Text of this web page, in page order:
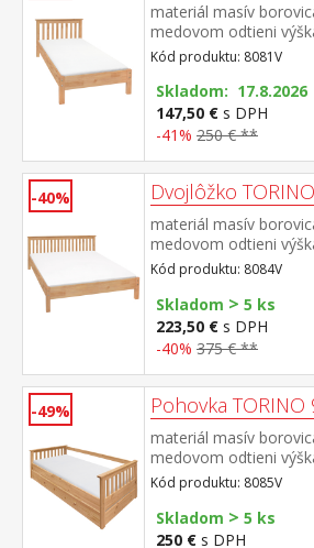
materiál masív
medovom odtieni
sedu 38 cm, cena bez
matraca minimálna
matraca 15 cm
matraca 90 × 200 cm
nosnosť do 120 kg
Kód produktu: 8081V
Skladom: 17.8.2026
147,50 € s DPH
-41% 250 € **
-40% Dvojlôžko
materiál masív
medovom odtieni
sedu 38 cm, cena bez
matraca minimálna
matraca 15 cm
matraca 180 × 200
200 cm a rošt R4 alebo
každej polovici postele
Kód produktu: 8084V
Skladom > 5 ks
223,50 € s DPH
-40% 375 € **
-49% Pohovka
materiál masív
medovom odtieni
sedu 42 cm, cena bez
matraca minimálna
matraca 15 cm
matraca 90 × 200 cm
Kód produktu: 8085V
Skladom > 5 ks
250 € s DPH